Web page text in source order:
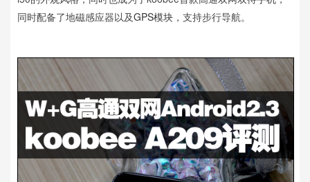
同时配备了地磁感应器以及GPS模块 ，支持步行导航。